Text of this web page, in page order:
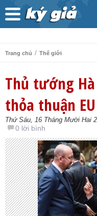
Trang chủ / Thế giới
Thủ tướng
thỏa thuận
Thứ Sáu, 16 Tháng Mười Hai
0 lời bình